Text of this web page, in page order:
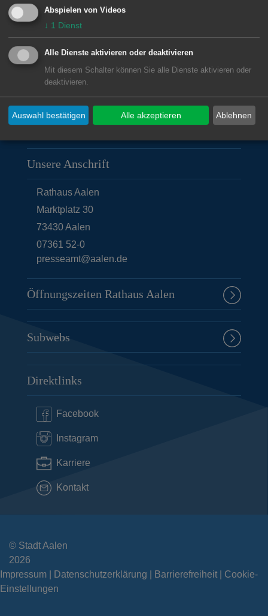
Unsere Anschrift
Rathaus Aalen
Marktplatz 30
73430Aalen
07361 52-0
presseamt@aalen.de
Öffnungszeiten Rathaus Aalen
Subwebs
Direktlinks
Facebook
Instagram
Karriere
Kontakt
© Stadt Aalen
2026
Impressum
Datenschutzerklärung Barrierefreiheit
Cookie-
Einstellungen
Abspielen von Videos
↓ 1 Dienst
Alle Dienste aktivieren oder deaktivieren
Mit diesem Schalter können Sie alle Dienste aktivieren oder
deaktivieren.
Ablehnen
Auswahl bestätigen Alle akzeptieren